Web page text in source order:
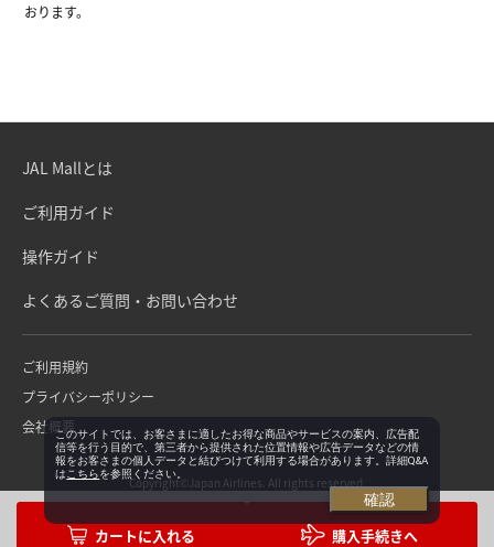
購入手続きへ
おります。
JAL Mallとは
ご利用ガイド
操作ガイド
よくあるご質問・お問い合わせ
ご利用規約
プライバシーポリシー
会社概要
Copyright©Japan Airlines. All rights reserved.
このサイトでは、お客さまに適したお得な商品やサービスの案内、広告配
信等を行う目的で、第三者から提供された位置情報や広告データなどの情
報をお客さまの個人データと結びつけて利用する場合があります。詳細Q&A
は こちらを参照ください。
確認